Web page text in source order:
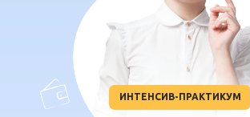
ИНТЕНСИВ-ПРАКТИКУМ